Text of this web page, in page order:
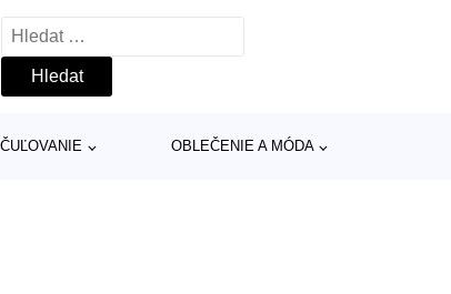
Vyhledávání
OBLEČENIE A MÓDA